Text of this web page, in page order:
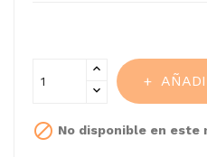
 No disponible en este